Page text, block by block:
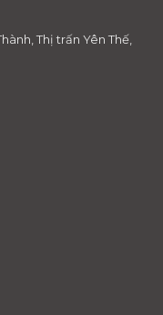
Thị trấn Yên Thế,